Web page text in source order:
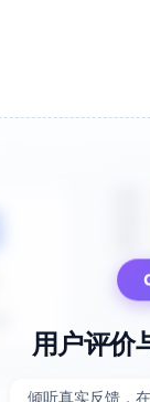
用户评价
倾听真实反馈，